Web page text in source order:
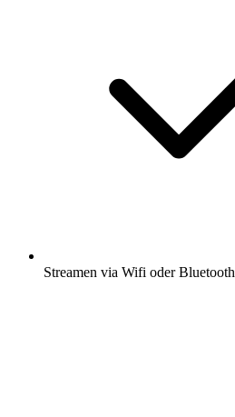
Streamen via Wifi oder Bluetooth